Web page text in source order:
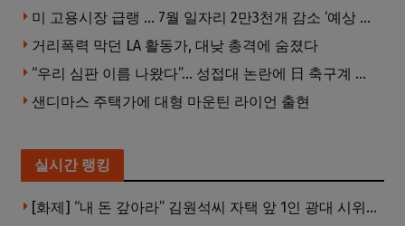
미 고용시장 급랭 … 7월 일자리 2만3천개 감소 ‘예상 밖 쇼크’
거리폭력 막던 LA 활동가, 대낮 총격에 숨졌다
“우리 심판 이름 나왔다”… 성접대 논란에 日 축구계 발칵
샌디마스 주택가에 대형 마운틴 라이언 출현
실시간 랭킹
[화제] “내 돈 갚아라” 김원석씨 자택 앞 1인 광대 시위 … 한인 투자사, “108만 달러 못받아”